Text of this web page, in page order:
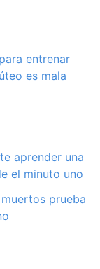
entrenar
es mala
aprender una
el minuto uno
prueba